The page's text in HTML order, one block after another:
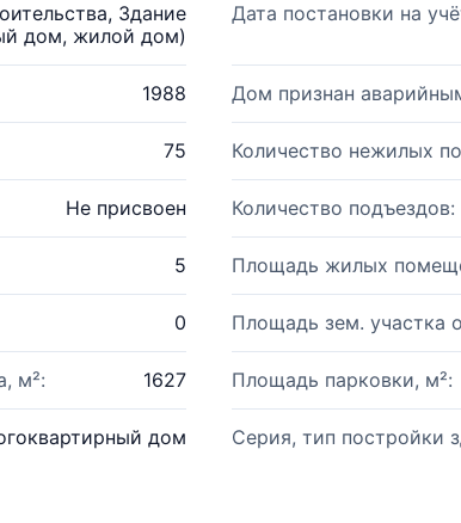
Здание
дом, жилой дом)
Дата постановки на
1988 Дом признан
75 Количество нежилых
Не присвоен Количество подъездов:
5 Площадь жилых
0 Площадь зем. участка
м²: 1627 Площадь парковки, м²:
дом Серия, тип постройки